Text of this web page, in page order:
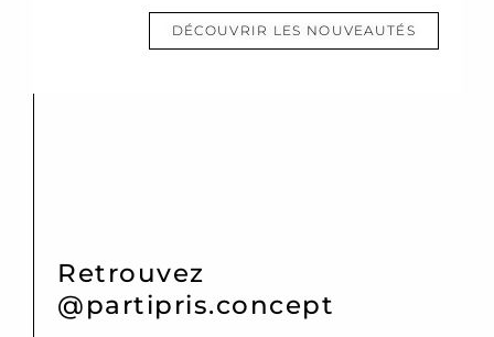
DÉCOUVRIR LES NOUVEAUTÉS
Retrouvez
@partipris.concept